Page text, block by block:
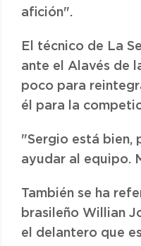
afición".
El técnico de La
ante el Alavés de
poco para
él para la
"Sergio está bien,
ayudar al equipo.
También se ha
brasileño Willian
el delantero que